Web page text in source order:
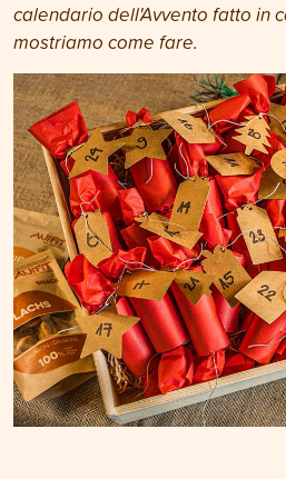
calendario dell'Avvento fatto in
mostriamo come fare.